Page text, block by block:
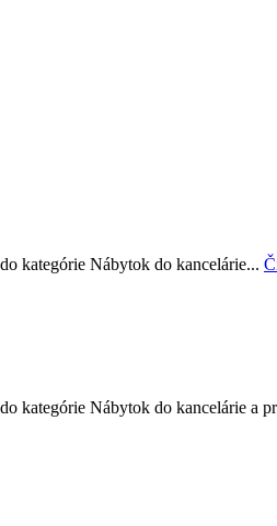
kategórie Nábytok do kancelárie...
kategórie Nábytok do kancelárie a